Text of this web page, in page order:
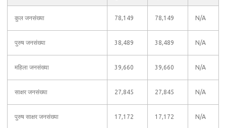
कुल जनसंख्या 78,149 78,149 N/A
पुरुष जनसंख्या 38,489 38,489 N/A
महिला जनसंख्या 39,660 39,660 N/A
साक्षर जनसंख्या 27,845 27,845 N/A
पुरुष साक्षर जनसंख्या 17,172 17,172 N/A